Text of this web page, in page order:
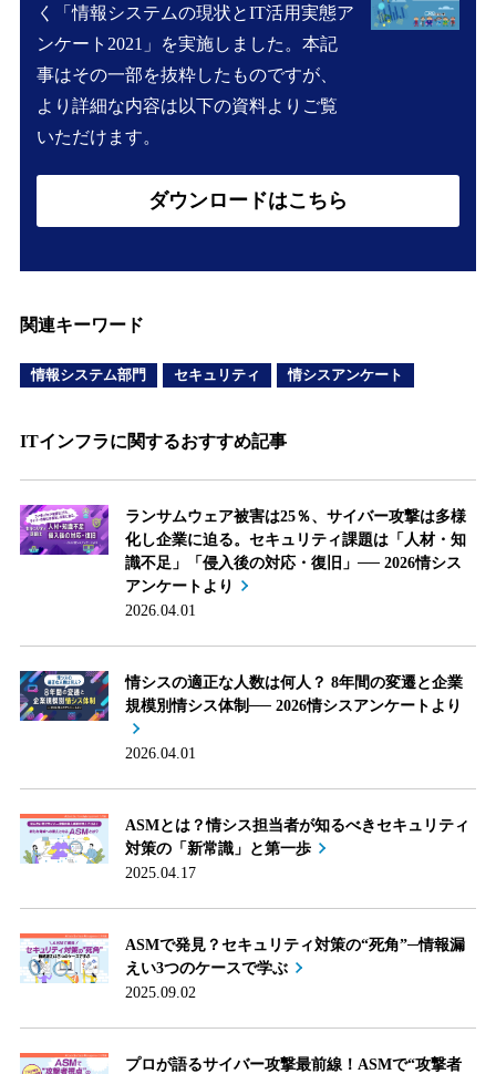
く「情報システムの現状とIT活用実態ア
ンケート2021」を実施しました。本記
事はその一部を抜粋したものですが、
より詳細な内容は以下の資料よりご覧
いただけます。
ダウンロードはこちら
関連キーワード
情報システム部門 セキュリティ 情シスアンケート
ITインフラに関するおすすめ記事
ランサムウェア被害は25％、サイバー攻撃は多様
化し企業に迫る。セキュリティ課題は「人材・知
識不足」「侵入後の対応・復旧」── 2026情シス
アンケートより
2026.04.01
情シスの適正な人数は何人？ 8年間の変遷と企業
規模別情シス体制── 2026情シスアンケートより
2026.04.01
ASMとは？情シス担当者が知るべきセキュリティ
対策の「新常識」と第一歩
2025.04.17
ASMで発見？セキュリティ対策の“死角”─情報漏
えい3つのケースで学ぶ
2025.09.02
プロが語るサイバー攻撃最前線！ASMで“攻撃者